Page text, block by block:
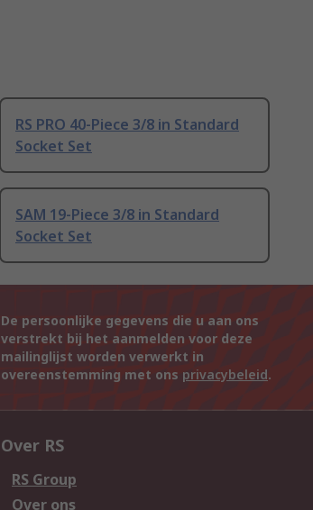
RS PRO 40-Piece 3/8 in Standard
Socket Set
SAM 19-Piece 3/8 in Standard
Socket Set
De persoonlijke gegevens die u aan ons
verstrekt bij het aanmelden voor deze
mailinglijst worden verwerkt in
overeenstemming met ons privacybeleid.
Over RS
RS Group
Over ons